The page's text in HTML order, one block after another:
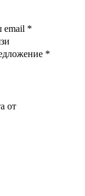
*
*
от